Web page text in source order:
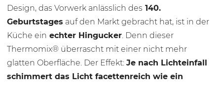
Design, das Vorwerk anlässlich des 140.
Geburtstages auf den Markt gebracht hat, ist in der
Küche ein echter Hingucker. Denn dieser
Thermomix® überrascht mit einer nicht mehr
glatten Oberfläche. Der Effekt: Je nach Lichteinfall
schimmert das Licht facettenreich wie ein